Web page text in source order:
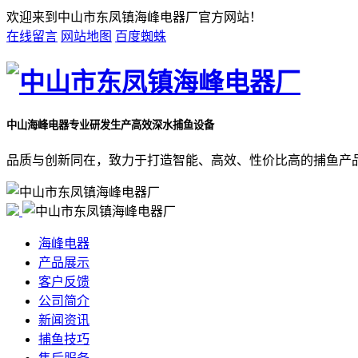
欢迎来到中山市东凤镇海峰电器厂官方网站！
在线留言 网站地图 百度蜘蛛
中山海峰电器专业研发生产高效深水捕鱼设备
品质与创新同在，致力于打造智能、高效、性价比高的捕鱼产
海峰电器
产品展示
客户反馈
公司简介
新闻资讯
捕鱼技巧